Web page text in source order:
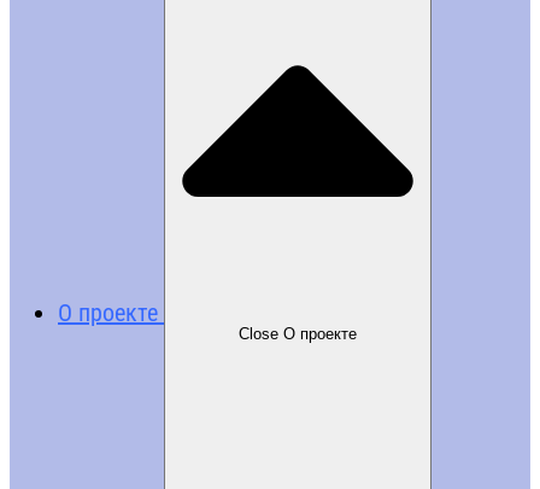
О проекте
Close О проекте